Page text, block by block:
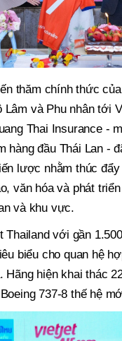
thăm chính thức
và Phu nhân tới
Thai Insurance -
hàng đầu Thái Lan -
lược nhằm thúc
văn hóa và phát
và khu vực.
Thailand với gần
biểu cho quan hệ
Hãng hiện khai thác
737-8 thế hệ